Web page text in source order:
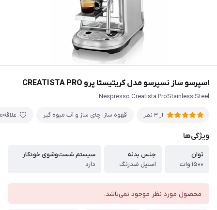
اسپرسو ساز نسپرسو مدل کریتیستا پرو CREATISTA PRO
Nespresso Creatista ProStainless Steel
از 3 نظر قهوه ساز، چای ساز و آب میوه گیر
ویژگی‌ها
توان
۱۵۰۰ وات
جنس بدنه
استیل ضدزنگ
سیستم شست‌وشوی خودکار
دارد
محصول مورد نظر موجود نمی‌باشد.